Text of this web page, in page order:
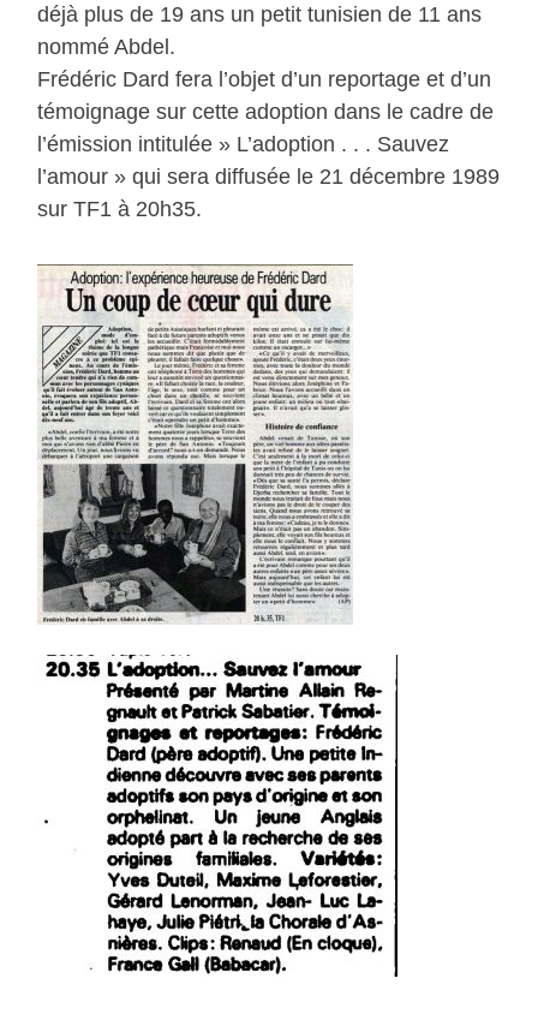
déjà plus de 19 ans un petit tunisien de 11 ans
nommé Abdel.
Frédéric Dard fera l’objet d’un reportage et d’un
témoignage sur cette adoption dans le cadre de
l’émission intitulée » L’adoption . . . Sauvez
l’amour » qui sera diffusée le 21 décembre 1989
sur TF1 à 20h35.